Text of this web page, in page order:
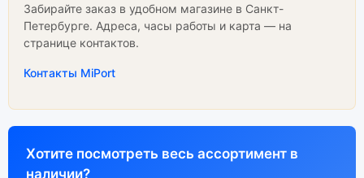
Забирайте заказ в удобном магазине в Санкт-
Петербурге. Адреса, часы работы и карта — на
странице контактов.
Контакты MiPort
Хотите посмотреть весь ассортимент в
наличии?